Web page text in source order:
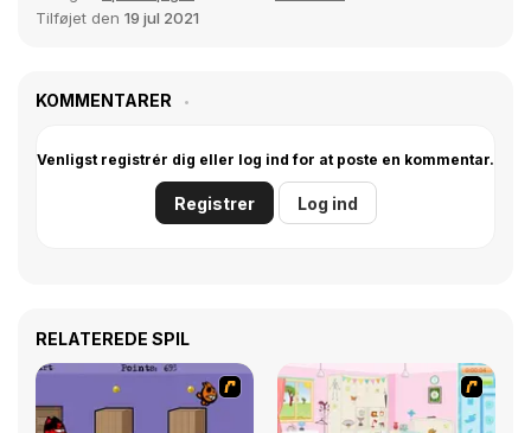
Tilføjet den 19 jul 2021
KOMMENTARER
Venligst registrér dig eller log ind for at poste en kommentar.
Registrer Log ind
RELATEREDE SPIL